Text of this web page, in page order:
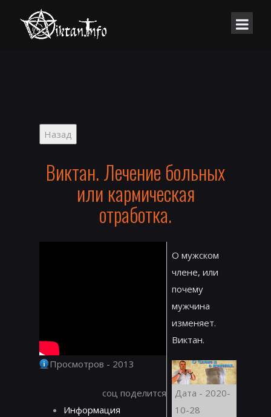
Виктан. Лечение больных
или кармическая
отработка.
Просмотров - 2013
соц поделится
Информация
О мужском
члене, или
почему
мужчина
изменяет.
Виктан.
Дата - 2020-
10-28